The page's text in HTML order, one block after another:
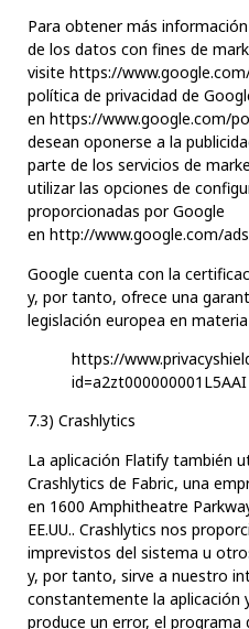
Para obtener más
de los datos con fines de
visite https://
política de privacidad de
en https://www.google.com/
desean oponerse a la
parte de los servicios de
utilizar las opciones de
proporcionadas por Google
en http://www.google.com/
Google cuenta con la
y, por tanto, ofrece una
legislación europea en
https://
id=a2zt000000001L5AAI
7.3) Crashlytics
La aplicación Flatify también
Crashlytics de Fabric, una
en 1600 Amphitheatre
EE.UU.. Crashlytics nos
imprevistos del sistema u
y, por tanto, sirve a nuestro
constantemente la aplicación
produce un error, el programa